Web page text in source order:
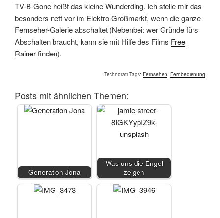
TV-B-Gone heißt das kleine Wunderding. Ich stelle mir das
besonders nett vor im Elektro-Großmarkt, wenn die ganze
Fernseher-Galerie abschaltet (Nebenbei: wer Gründe fürs
Abschalten braucht, kann sie mit Hilfe des Films Free
Rainerfinden).
Technorati Tags: Fernsehen, Fernbedienung
Posts mit ähnlichen Themen:
Generation Jona
Was uns die Engel
zeigen